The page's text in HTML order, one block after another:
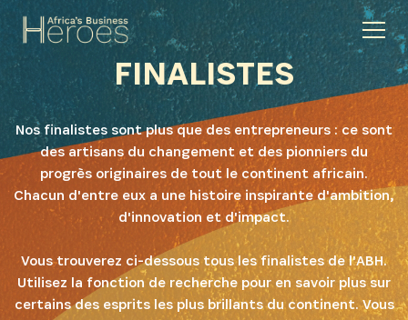
FINALISTES
Nos finalistes sont plus que des entrepreneurs : ce sont
des artisans du changement et des pionniers du
progrès originaires de tout le continent africain.
Chacun d'entre eux a une histoire inspirante d'ambition,
d'innovation et d'impact.
Vous trouverez ci-dessous tous les finalistes de l'ABH.
Utilisez la fonction de recherche pour en savoir plus sur
certains des esprits les plus brillants du continent. Vous